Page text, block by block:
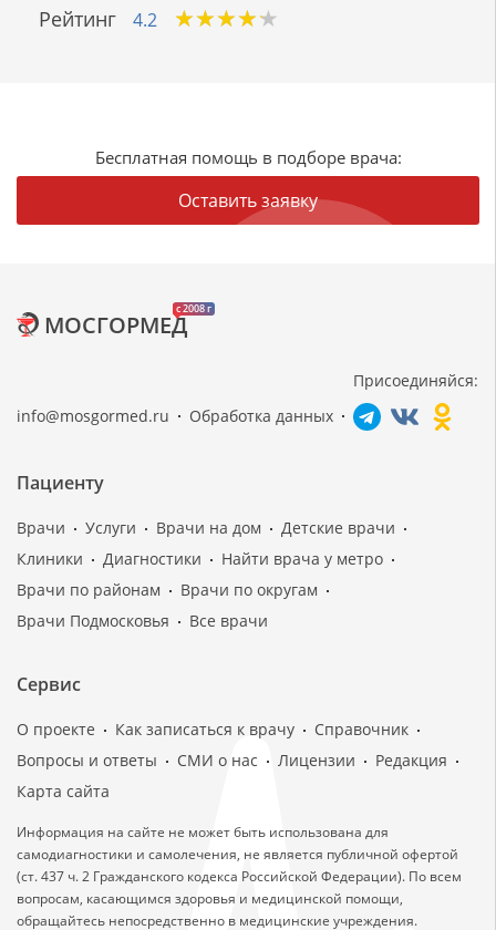
Рейтинг
4.2 ★★★★★
★★★★★
Бесплатная помощь в подборе врача:
Оставить заявку
c 2008 г
МОСГОРМЕД
info@mosgormed.ru Обработка данных
Присоединяйся:
Пациенту
Врачи Услуги Врачи на дом
Детские врачи
Клиники
Диагностики
Найти врача у метро
Врачи по районам
Врачи по округам
Врачи Подмосковья
Все врачи
Сервис
О проекте Как записаться к врачу
Справочник
Вопросы и ответы
СМИ о нас Лицензии
Редакция
Карта сайта
Информация на сайте не может быть использована для
самодиагностики и самолечения, не является публичной офертой
(ст. 437 ч. 2 Гражданского кодекса Российской Федерации). По всем
вопросам, касающимся здоровья и медицинской помощи,
обращайтесь непосредственно в медицинские учреждения.